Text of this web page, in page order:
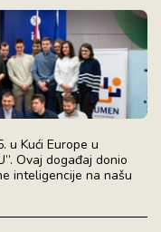
u Kući Europe u
Ovaj događaj donio
inteligencije na našu